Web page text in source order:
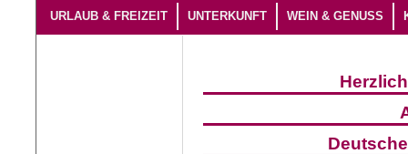
URLAUB & FREIZEIT UNTERKUNFT WEIN & GENUSS